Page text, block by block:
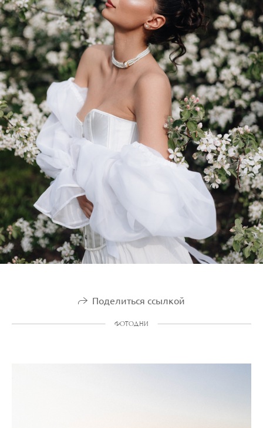
Поделиться ссылкой
ФОТОДНИ